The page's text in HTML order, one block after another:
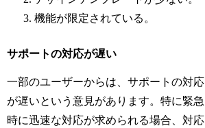
機能が限定されている。
サポートの対応が遅い
一部のユーザーからは、サポートの対応
が遅いという意見があります。特に緊急
時に迅速な対応が求められる場合、対応